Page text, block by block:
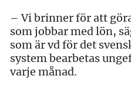
– Vi brinner för att
som jobbar med lön,
som är vd för det
system bearbetas
varje månad.